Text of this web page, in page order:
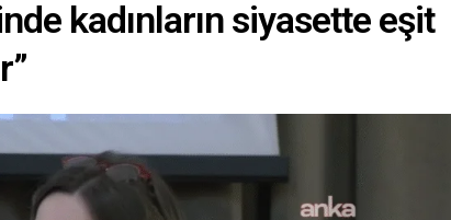
kadınların siyasette eşit